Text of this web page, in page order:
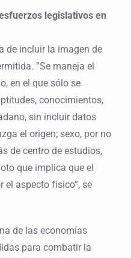
legislativos en
de incluir la imagen de
”Se maneja el
en el que sólo se
conocimientos,
sin incluir datos
el origen; sexo, por no
de centro de estudios,
que implica que el
el aspecto físico”, se
de las economías
para combatir la